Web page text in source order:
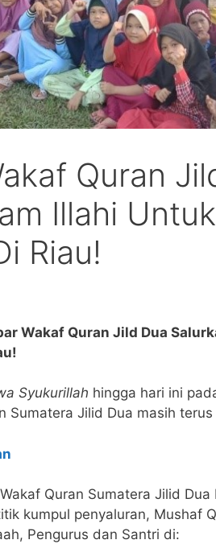
Quran
Illahi
Riau!
Wakaf Quran Jild Dua
Syukurillah hingga hari ini
Sumatera Jilid Dua masih
Quran Sumatera Jilid
kumpul penyaluran, Mushaf
Pengurus dan Santri di: